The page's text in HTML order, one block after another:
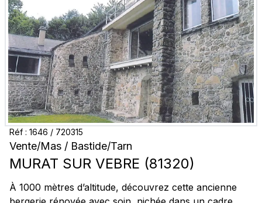
Réf : 1646 / 720315
Vente/Mas / Bastide/Tarn
MURAT SUR VEBRE (81320)
À 1000 mètres d’altitude, découvrez cette ancienne